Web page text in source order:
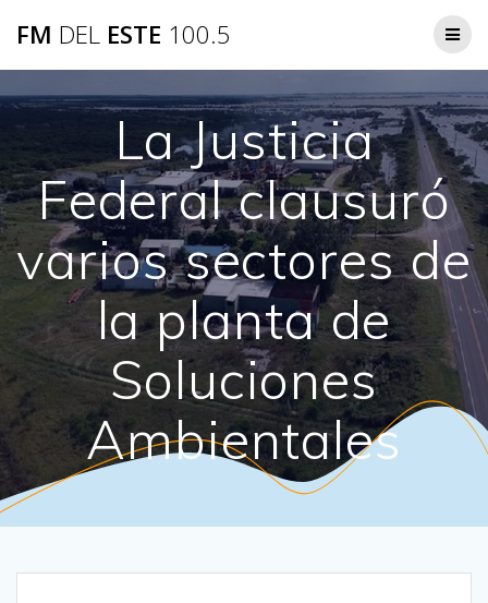
FM DEL ESTE 100.5
La Justicia
Federal clausuró
varios sectores de
la planta de
Soluciones
Ambientales